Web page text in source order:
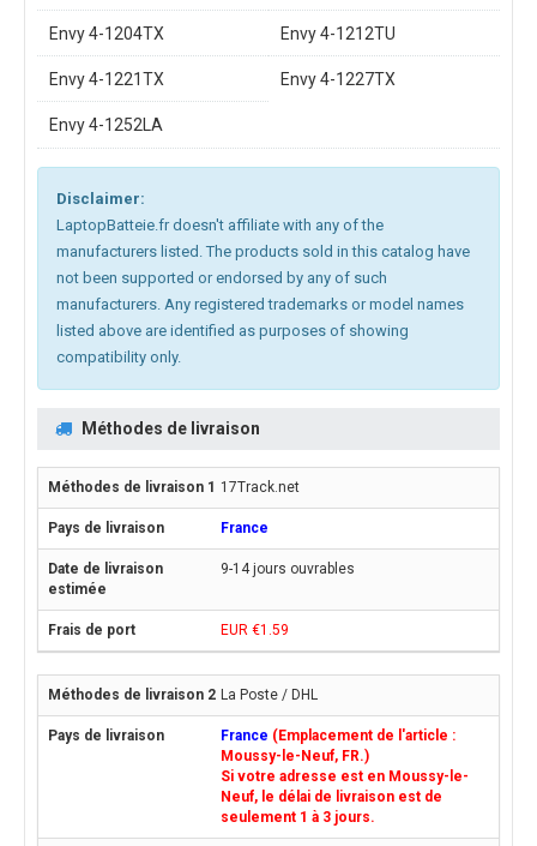
Envy 4-1204TX Envy 4-1212TU
Envy 4-1221TX Envy 4-1227TX
Envy 4-1252LA
Disclaimer:
LaptopBatteie.fr doesn't affiliate with any of the
manufacturers listed. The products sold in this catalog have
not been supported or endorsed by any of such
manufacturers. Any registered trademarks or model names
listed above are identified as purposes of showing
compatibility only.
Méthodes de livraison
17Track.net
France
9-14 jours ouvrables
EUR €1.59
La Poste / DHL
France (Emplacement de l'article :
Moussy-le-Neuf, FR.)
Si votre adresse est en Moussy-le-
Neuf, le délai de livraison est de
seulement 1 à 3 jours.